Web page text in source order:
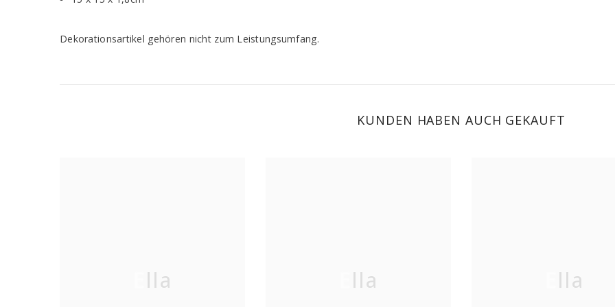
Dekorationsartikel gehören nicht zum Leistungsumfang.
KUNDEN HABEN AUCH GEKAUFT
Ella Ella Ella